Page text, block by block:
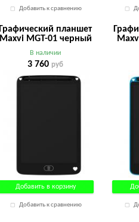
Добавить к сравнению
Графический планшет
Maxvi MGT-01 черный
В наличии
3 760 руб
Добавить в корзину
Добавить к сравнению